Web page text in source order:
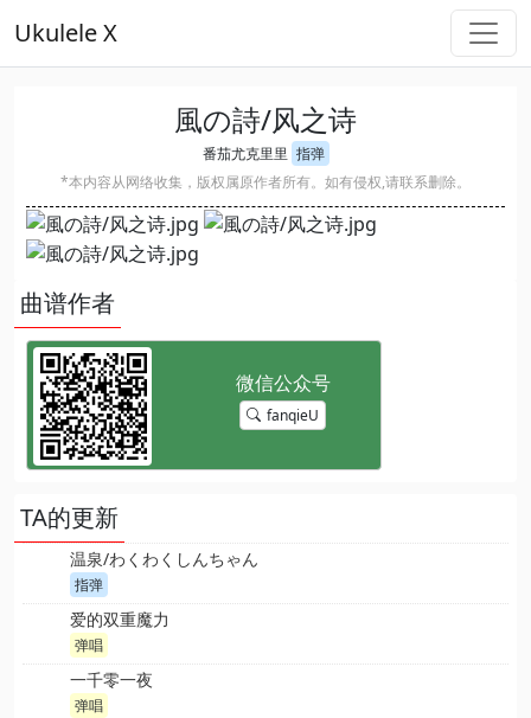
Ukulele X
風の詩/风之诗
番茄尤克里里 指弹
*本内容从网络收集，版权属原作者所有。如有侵权,请联系删除。
曲谱作者
fanqieU
TA的更新
温泉/わくわくしんちゃん
指弹
爱的双重魔力
弹唱
一千零一夜
弹唱